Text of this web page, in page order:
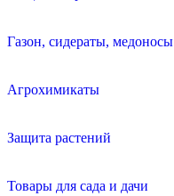
Газон, сидераты, медоносы
Агрохимикаты
Защита растений
Товары для сада и дачи